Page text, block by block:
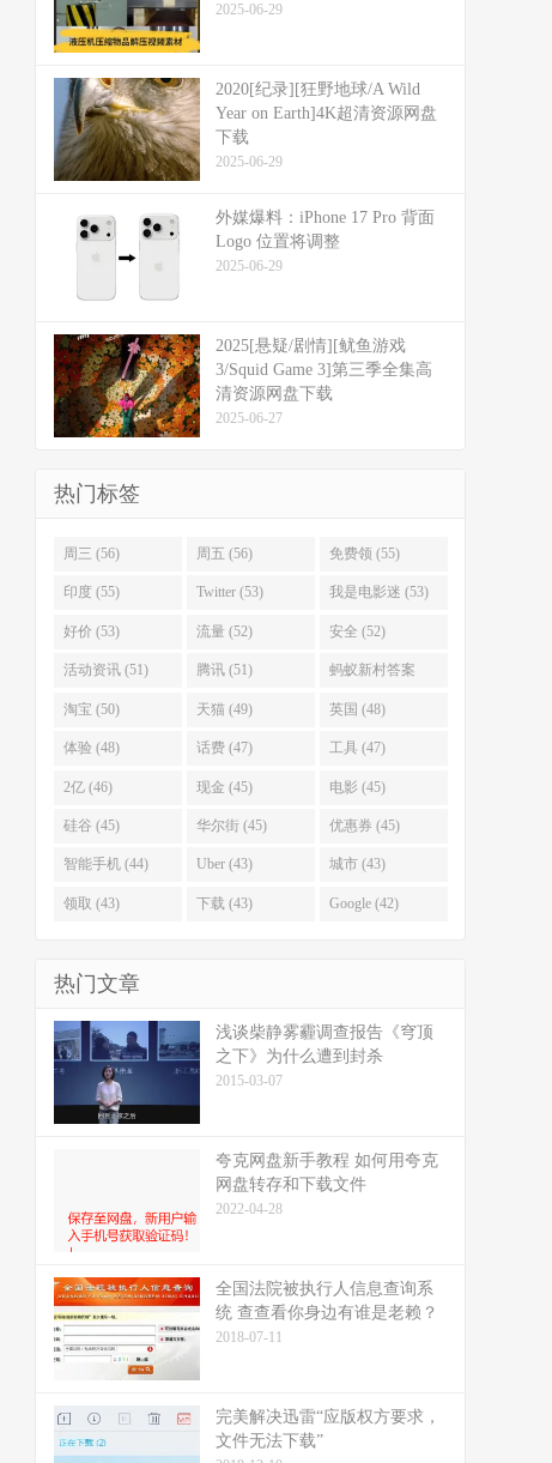
2025-06-29
2020[纪录][狂野地球/A Wild
Year on Earth]4K超清资源网盘
下载
2025-06-29
外媒爆料：​​iPhone 17 Pro 背面
Logo 位置将调整​​
2025-06-29
2025[悬疑/剧情][鱿鱼游戏
3/Squid Game 3]第三季全集高
清资源网盘下载
2025-06-27
热门标签
周三 (56) 周五 (56) 免费领 (55)
印度 (55) Twitter (53) 我是电影迷 (53)
好价 (53) 流量 (52) 安全 (52)
活动资讯 (51) 腾讯 (51) 蚂蚁新村答案
(51)
淘宝 (50) 天猫 (49) 英国 (48)
体验 (48) 话费 (47) 工具 (47)
2亿 (46) 现金 (45) 电影 (45)
硅谷 (45) 华尔街 (45) 优惠券 (45)
智能手机 (44) Uber (43) 城市 (43)
领取 (43) 下载 (43) Google (42)
热门文章
浅谈柴静雾霾调查报告《穹顶
之下》为什么遭到封杀
2015-03-07
夸克网盘新手教程 如何用夸克
网盘转存和下载文件
2022-04-28
全国法院被执行人信息查询系
统 查查看你身边有谁是老赖？
2018-07-11
完美解决迅雷“应版权方要求，
文件无法下载”